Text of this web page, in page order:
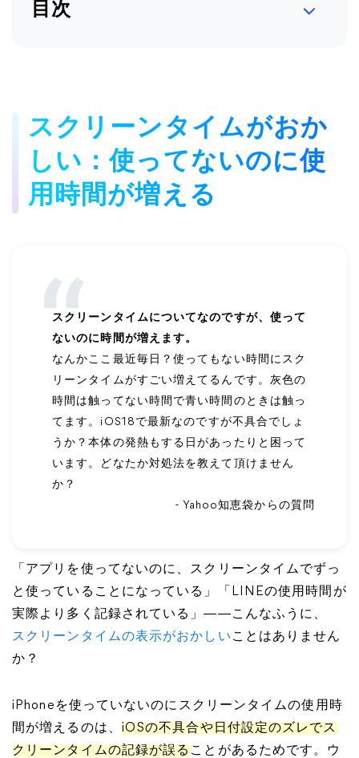
目次
スクリーンタイムがおか
しい：使ってないのに使
用時間が増える
スクリーンタイムについてなのですが、使って
ないのに時間が増えます。
なんかここ最近毎日？使ってもない時間にスク
リーンタイムがすごい増えてるんです。灰色の
時間は触ってない時間で青い時間のときは触っ
てます。iOS18で最新なのですが不具合でしょ
うか？本体の発熱もする日があったりと困って
います。どなたか対処法を教えて頂けません
か？
- Yahoo知恵袋からの質問
「アプリを使ってないのに、スクリーンタイムでずっ
と使っていることになっている」「LINEの使用時間が
実際より多く記録されている」――こんなふうに、
スクリーンタイムの表示がおかしい ことはありません
か？
iPhoneを使っていないのにスクリーンタイムの使用時
間が増えるのは、 iOSの不具合や日付設定のズレでス
クリーンタイムの記録が誤る ことがあるためです。ウ